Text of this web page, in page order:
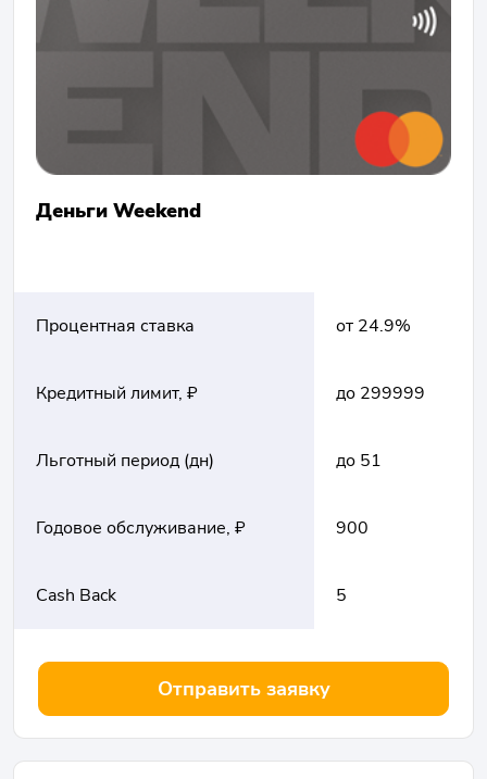
Деньги Weekend
Процентная ставка от 24.9%
Кредитный лимит, ₽ до 299999
Льготный период (дн) до 51
Годовое обслуживание, ₽ 900
Cash Back 5
Отправить заявку